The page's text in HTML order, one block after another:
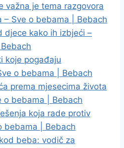
važna je tema razgovora
– Sve o bebama | Bebach
djece kako ih izbjeći –
koje pogađaju
o bebama | Bebach
prema mjesecima života
o bebama | Bebach
koja rade protiv
bebama | Bebach
beba: vodič za